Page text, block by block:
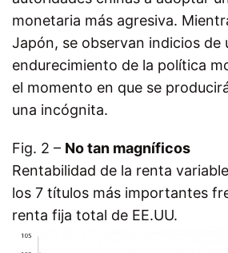
monetaria más agresiva.
Japón, se observan indicios de
endurecimiento de la política
el momento en que se
una incógnita.
Fig. 2 – No tan magníficos
Rentabilidad de la renta
los 7 títulos más importantes
renta fija total de EE.UU.